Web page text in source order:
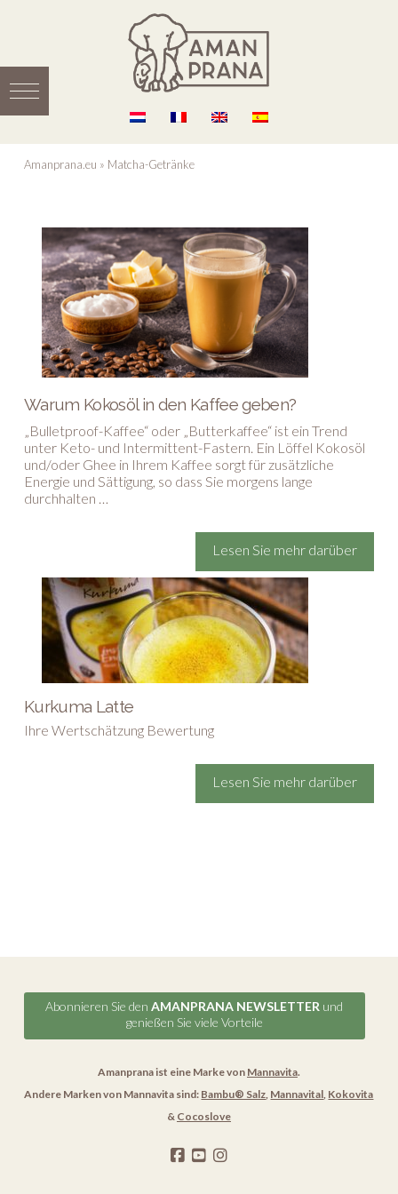
Amanprana.eu » Matcha-Getränke
Warum Kokosöl in den Kaffee geben?
„Bulletproof-Kaffee“ oder „Butterkaffee“ ist ein Trend
unter Keto- und Intermittent-Fastern. Ein Löffel Kokosöl
und/oder Ghee in Ihrem Kaffee sorgt für zusätzliche
Energie und Sättigung, so dass Sie morgens lange
durchhalten …
Lesen Sie mehr darüber
Kurkuma Latte
Ihre Wertschätzung Bewertung
Lesen Sie mehr darüber
Abonnieren Sie denAMANPRANA NEWSLETTER und
genießen Sie viele Vorteile
Amanprana ist eine Marke von Mannavita.
Andere Marken von Mannavita sind: Bambu® Salz Mannavital Kokovita
& Cocoslove